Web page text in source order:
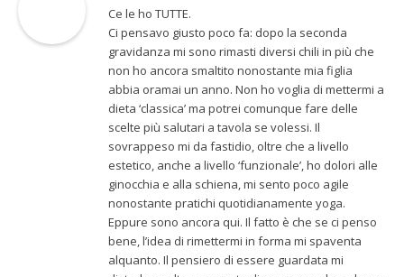
Ce le ho TUTTE.
Ci pensavo giusto poco fa: dopo la seconda
gravidanza mi sono rimasti diversi chili in più che
non ho ancora smaltito nonostante mia figlia
abbia oramai un anno. Non ho voglia di mettermi a
dieta ‘classica’ ma potrei comunque fare delle
scelte più salutari a tavola se volessi. Il
sovrappeso mi da fastidio, oltre che a livello
estetico, anche a livello ‘funzionale’, ho dolori alle
ginocchia e alla schiena, mi sento poco agile
nonostante pratichi quotidianamente yoga.
Eppure sono ancora qui. Il fatto è che se ci penso
bene, l’idea di rimettermi in forma mi spaventa
alquanto. Il pensiero di essere guardata mi